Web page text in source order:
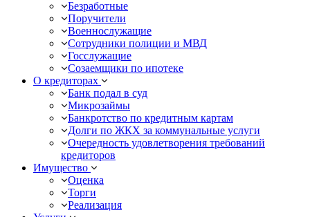
Безработные
Поручители
Военнослужащие
Сотрудники полиции и МВД
Госслужащие
Созаемщики по ипотеке
О кредиторах
Банк подал в суд
Микрозаймы
Банкротство по кредитным картам
Долги по ЖКХ за коммунальные услуги
Очередность удовлетворения требований
кредиторов
Имущество
Оценка
Торги
Реализация